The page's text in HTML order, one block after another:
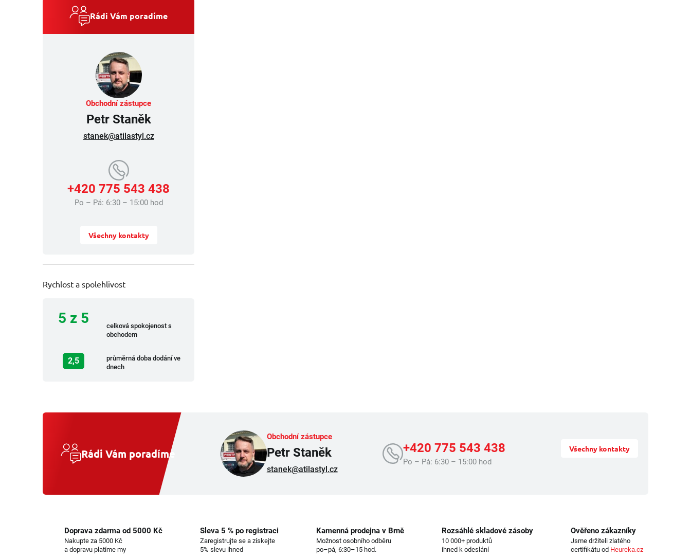
Rádi Vám poradíme
Obchodní zástupce
Petr Staněk
stanek@atilastyl.cz
+420 775 543 438
Po – Pá: 6:30 – 15:00 hod
Všechny kontakty
Rychlost a spolehlivost
5 z 5
celková spokojenost s
obchodem
2,5
průměrná doba dodání ve
dnech
Rádi Vám poradíme
Obchodní zástupce
Petr Staněk
stanek@atilastyl.cz
+420 775 543 438
Po – Pá: 6:30 – 15:00 hod
Všechny kontakty
Doprava zdarma od 5000 Kč
Nakupte za 5000 Kč
a dopravu platíme my
Sleva 5 % po registraci
Zaregistrujte se a získejte
5% slevu ihned
Kamenná prodejna v Brně
Možnost osobního odběru
po–pá, 6:30–15 hod.
Rozsáhlé skladové zásoby
10 000+ produktů
ihned k odeslání
Ověřeno zákazníky
Jsme držiteli zlatého
certifikátu od Heureka.cz